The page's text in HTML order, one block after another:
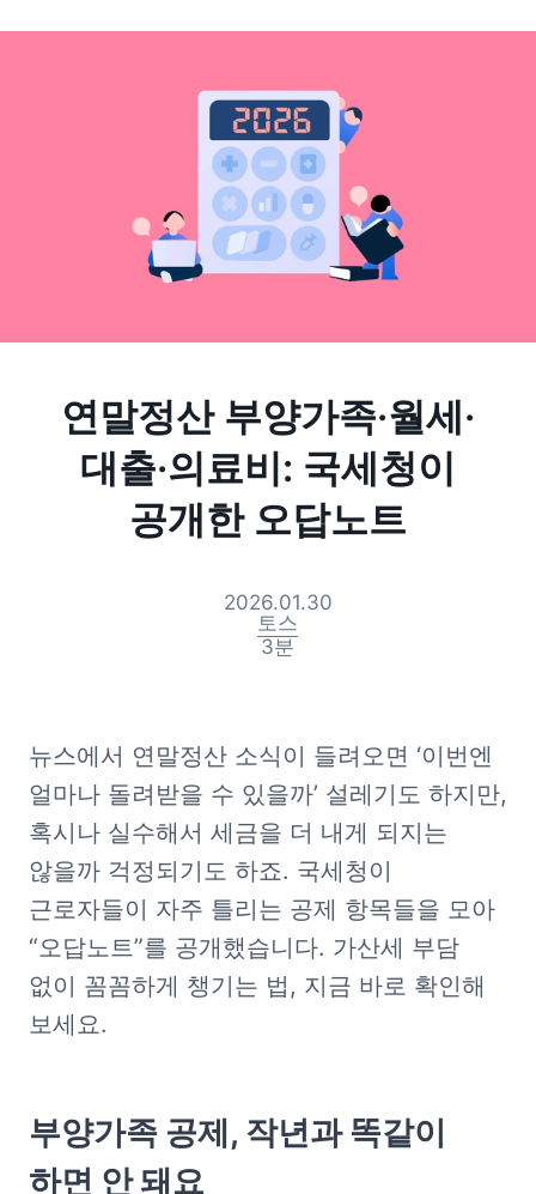
연말정산 부양가족·월세·
대출·의료비: 국세청이
공개한 오답노트
2026.01.30
토스
3분
뉴스에서 연말정산 소식이 들려오면 ‘이번엔
얼마나 돌려받을 수 있을까’ 설레기도 하지만,
혹시나 실수해서 세금을 더 내게 되지는
않을까 걱정되기도 하죠. 국세청이
근로자들이 자주 틀리는 공제 항목들을 모아
“오답노트”를 공개했습니다. 가산세 부담
없이 꼼꼼하게 챙기는 법, 지금 바로 확인해
보세요.
부양가족 공제, 작년과 똑같이
하면 안 돼요